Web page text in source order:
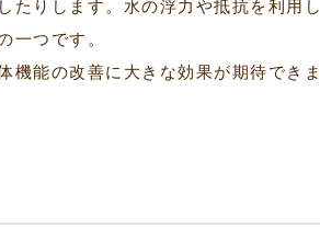
たりします。水の浮力や抵抗を利用し
一つです。
機能の改善に大きな効果が期待できま